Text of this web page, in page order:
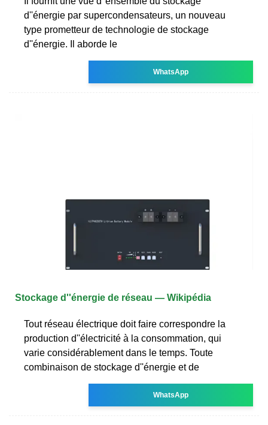
d''énergie par supercondensateurs, un nouveau
type prometteur de technologie de stockage
d''énergie. Il aborde le
WhatsApp
Stockage d''énergie de réseau — Wikipédia
Tout réseau électrique doit faire correspondre la
production d''électricité à la consommation, qui
varie considérablement dans le temps. Toute
combinaison de stockage d''énergie et de
WhatsApp